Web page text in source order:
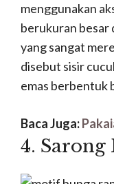
menggunakan
berukuran besar
yang sangat
disebut sisir
emas berbentuk
Baca Juga:
4. Sarong